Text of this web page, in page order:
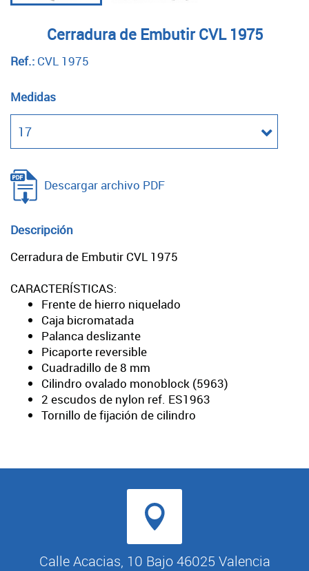
Cerradura de Embutir CVL 1975
Ref.: CVL 1975
Medidas
Descargar archivo PDF
Descripción
Cerradura de Embutir CVL 1975
CARACTERÍSTICAS:
Frente de hierro niquelado
Caja bicromatada
Palanca deslizante
Picaporte reversible
Cuadradillo de 8 mm
Cilindro ovalado monoblock (5963)
2 escudos de nylon ref. ES1963
Tornillo de fijación de cilindro
Calle Acacias, 10 Bajo 46025 Valencia